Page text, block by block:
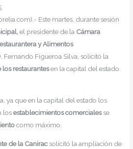
Este martes, durante sesión
el presidente de la Cámara
y Alimentos
Fernando Figueroa Silva, solicitó la
los restaurantesen la capital del estado
ya que en la capital del estado los
losestablecimientos comercialesse
como máximo.
de la Canirac solicitó la ampliación de